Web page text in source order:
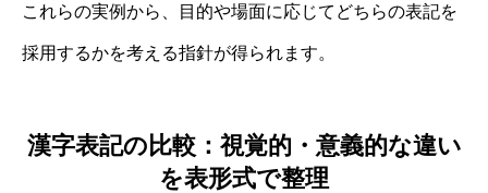
これらの実例から、目的や場面に応じてどちらの表記を
採用するかを考える指針が得られます。
漢字表記の比較：視覚的・意義的な違い
を表形式で整理